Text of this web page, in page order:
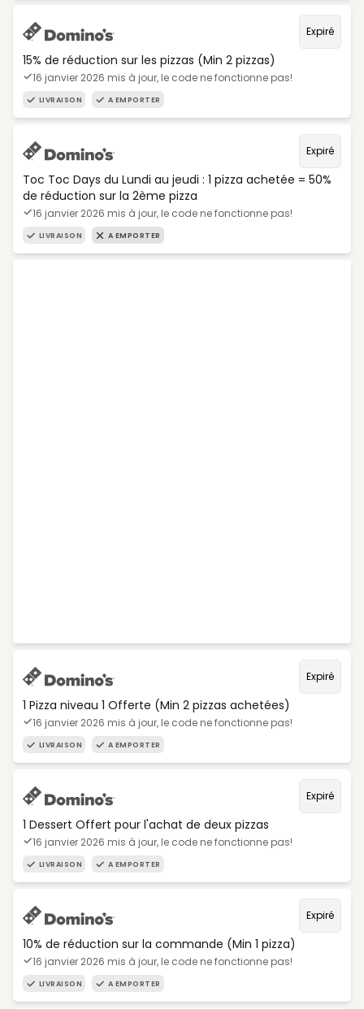
Expiré
15% de réduction sur les pizzas (Min 2 pizzas)
16 janvier 2026 mis à jour, le code ne fonctionne pas!
LIVRAISON A EMPORTER
Expiré
Toc Toc Days du Lundi au jeudi : 1 pizza achetée = 50%
de réduction sur la 2ème pizza
16 janvier 2026 mis à jour, le code ne fonctionne pas!
LIVRAISON A EMPORTER
Expiré
1 Pizza niveau 1 Offerte (Min 2 pizzas achetées)
16 janvier 2026 mis à jour, le code ne fonctionne pas!
LIVRAISON A EMPORTER
Expiré
1 Dessert Offert pour l'achat de deux pizzas
16 janvier 2026 mis à jour, le code ne fonctionne pas!
LIVRAISON A EMPORTER
Expiré
10% de réduction sur la commande (Min 1 pizza)
16 janvier 2026 mis à jour, le code ne fonctionne pas!
LIVRAISON A EMPORTER